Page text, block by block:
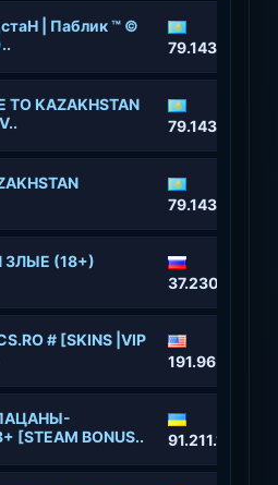
| Паблик ™ ©
TO KAZAKHSTAN
(18+)
# [SKINS |VIP
[STEAM BONUS..